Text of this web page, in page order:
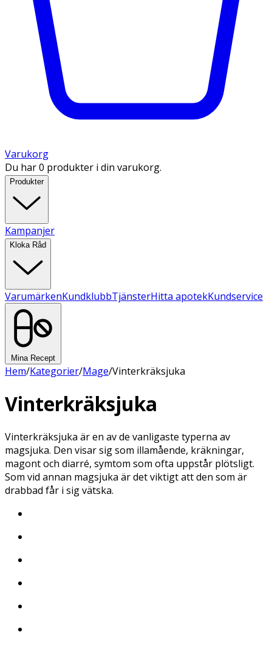
Varukorg
Du har 0 produkter i din varukorg.
Produkter
Kampanjer
Kloka Råd
VarumärkenKundklubbTjänsterHitta apotekKundservice
Mina Recept
Hem/Kategorier/Mage/Vinterkräksjuka
Vinterkräksjuka
Vinterkräksjuka är en av de vanligaste typerna av
magsjuka. Den visar sig som illamående, kräkningar,
magont och diarré, symtom som ofta uppstår plötsligt.
Som vid annan magsjuka är det viktigt att den som är
drabbad får i sig vätska.